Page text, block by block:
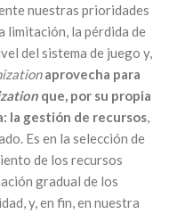
nuestras prioridades
limitación, la pérdida de
del sistema de juego y,
aprovecha para
que, por su propia
la gestión de recursos
Es en la selección de
de los recursos
gradual de los
y, en fin, en nuestra